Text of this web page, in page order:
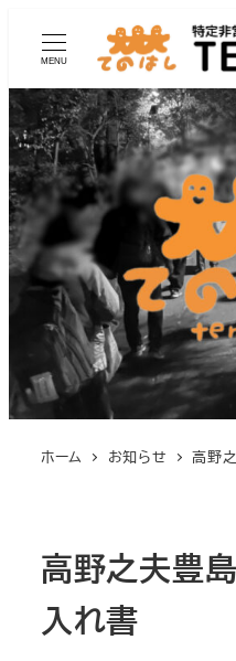
MENU
ホーム お知らせ 高野
高野之夫豊
入れ書